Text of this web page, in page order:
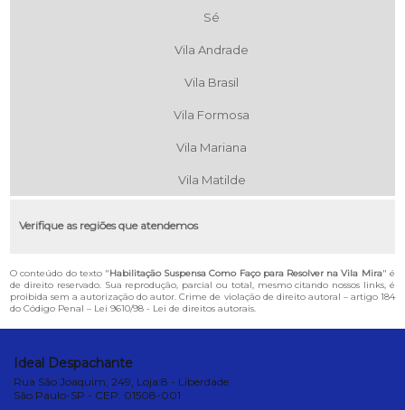
Sé
Vila Andrade
Vila Brasil
Vila Formosa
Vila Mariana
Vila Matilde
Verifique as regiões que atendemos
O conteúdo do texto "Habilitação Suspensa Como Faço para Resolver na Vila Mira" é
de direito reservado. Sua reprodução, parcial ou total, mesmo citando nossos links, é
proibida sem a autorização do autor. Crime de violação de direito autoral – artigo 184
do Código Penal – Lei 9610/98 - Lei de direitos autorais.
Ideal Despachante
Rua São Joaquim, 249, Loja:8 - Liberdade
São Paulo-SP - CEP: 01508-001